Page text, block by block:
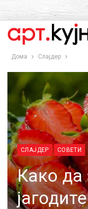
Дома Слајдер
СЛАЈДЕР СОВЕТИ
Како да